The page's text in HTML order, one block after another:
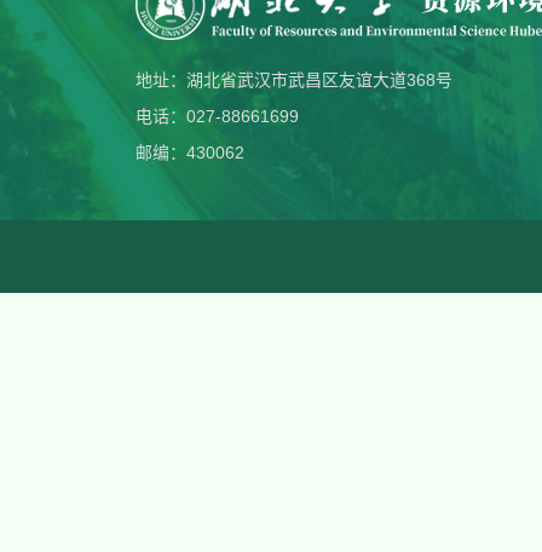
地址：湖北省武汉市武昌区友谊大道368号
电话：027-88661699
邮编：430062